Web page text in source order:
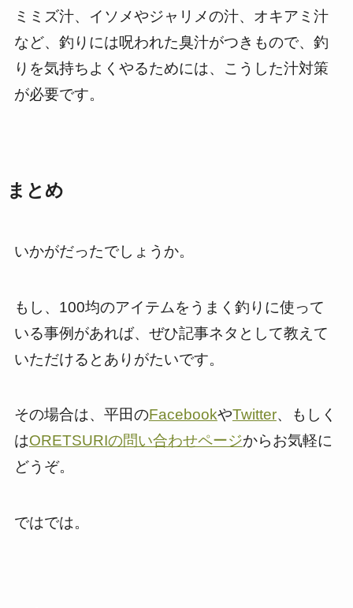
ミミズ汁、イソメやジャリメの汁、オキアミ汁
など、釣りには呪われた臭汁がつきもので、釣
りを気持ちよくやるためには、こうした汁対策
が必要です。
まとめ
いかがだったでしょうか。
もし、100均のアイテムをうまく釣りに使って
いる事例があれば、ぜひ記事ネタとして教えて
いただけるとありがたいです。
その場合は、平田のFacebookやTwitter、もしく
はORETSURIの問い合わせページからお気軽に
どうぞ。
ではでは。